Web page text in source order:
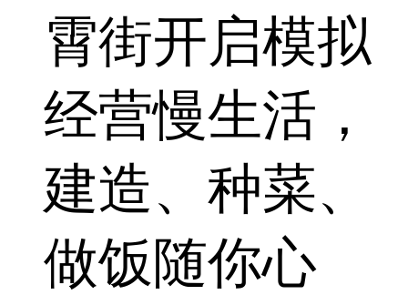
霄街开启模拟
经营慢生活，
建造、种菜、
做饭随你心